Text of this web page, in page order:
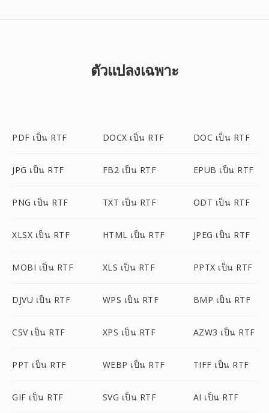
ตัวแปลงเฉพาะ
PDF เป็น RTF DOCX เป็น RTF DOC เป็น RTF
JPG เป็น RTF FB2 เป็น RTF EPUB เป็น RTF
PNG เป็น RTF TXT เป็น RTF ODT เป็น RTF
XLSX เป็น RTF HTML เป็น RTF JPEG เป็น RTF
MOBI เป็น RTF XLS เป็น RTF PPTX เป็น RTF
DJVU เป็น RTF WPS เป็น RTF BMP เป็น RTF
CSV เป็น RTF XPS เป็น RTF AZW3 เป็น RTF
PPT เป็น RTF WEBP เป็น RTF TIFF เป็น RTF
GIF เป็น RTF SVG เป็น RTF AI เป็น RTF